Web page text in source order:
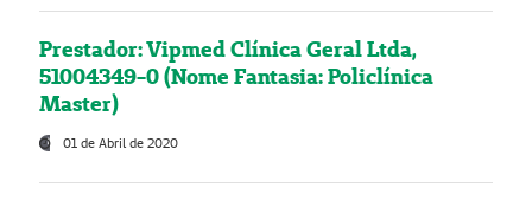
Prestador: Vipmed Clínica Geral Ltda,
51004349-0 (Nome Fantasia: Policlínica
Master)
01 de Abril de 2020